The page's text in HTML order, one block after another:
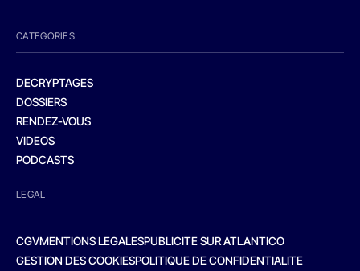
CATEGORIES
DECRYPTAGES
DOSSIERS
RENDEZ-VOUS
VIDEOS
PODCASTS
LEGAL
CGVMENTIONS LEGALESPUBLICITE SUR ATLANTICO
GESTION DES COOKIESPOLITIQUE DE CONFIDENTIALITE